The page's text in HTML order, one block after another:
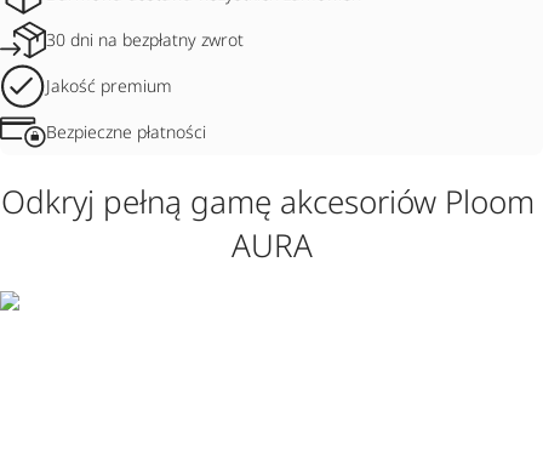
30 dni na bezpłatny zwrot
Jakość premium
Bezpieczne płatności
Odkryj pełną gamę akcesoriów Ploom
AURA